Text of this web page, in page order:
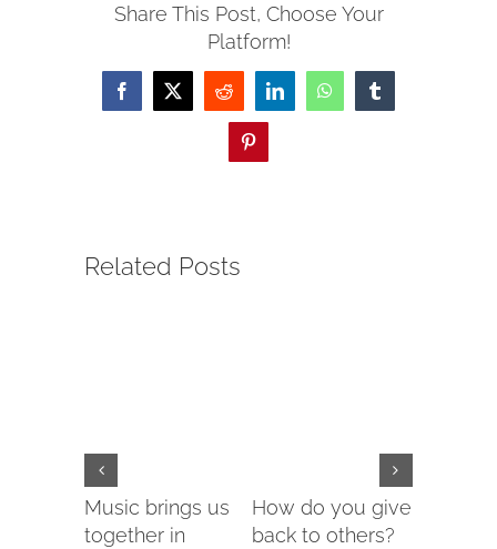
Share This Post, Choose Your
Platform!
Facebook
X Reddit LinkedInWhatsAppTumblr
Pinterest
Related Posts
Music brings us
together in
How do you give
back to others?